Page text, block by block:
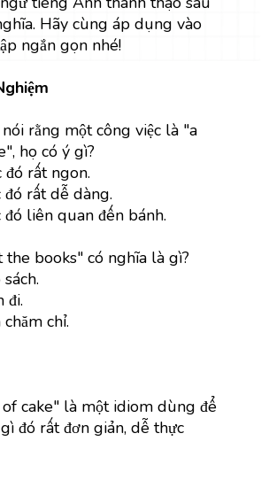
Hãy cùng áp dụng vào
ngắn gọn nhé!
rằng một công việc là "a
họ có ý gì?
đó rất ngon.
đó rất dễ dàng.
đó liên quan đến bánh.
books" có nghĩa là gì?
đi.
chỉ.
cake" là một idiom dùng để
đó rất đơn giản, dễ thực